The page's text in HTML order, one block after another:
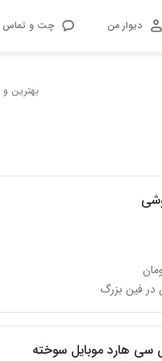
دیوار من چت و تماس
بهترین
سی هارد موبایل سوخته